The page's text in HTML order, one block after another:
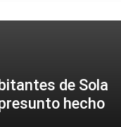
de Sola
hecho